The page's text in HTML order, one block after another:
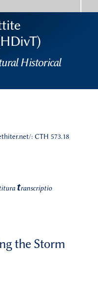
Historical
: CTH 573.18
transcriptio
the Storm